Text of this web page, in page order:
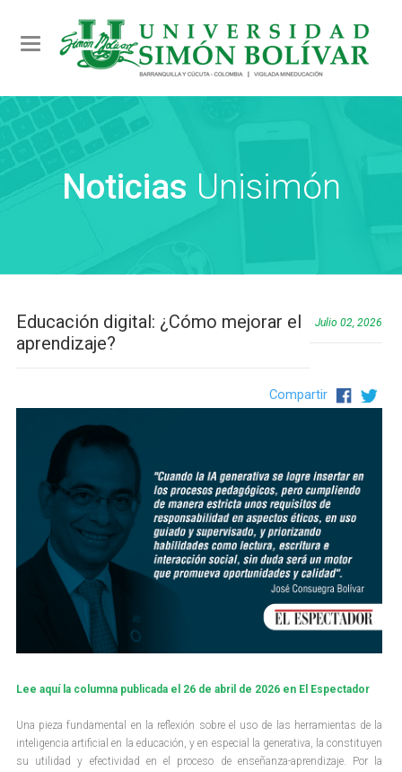
Toggle navigation
Noticias Unisimón
Educación digital: ¿Cómo mejorar el
aprendizaje?
Julio 02, 2026
Compartir
Lee aquí la columna publicada el 26 de abril de 2026 en El Espectador
Una pieza fundamental en la reflexión sobre el uso de las herramientas de la
inteligencia artificial en la educación, y en especial la generativa, la constituyen
su utilidad y efectividad en el proceso de enseñanza-aprendizaje. Por la